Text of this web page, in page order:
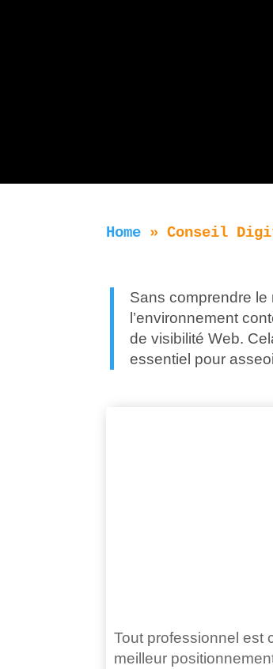
Home »Conseil
Sans comprendre le
l’environnement
de visibilité Web.
essentiel pour
Tout professionnel est
meilleur